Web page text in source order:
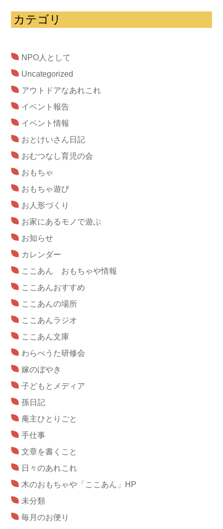
カテゴリ
NPO人として
Uncategorized
アウトドアなあれこれ
イベント報告
イベント情報
おとけいさん日記
おむつなし育児の会
おもちゃ
おもちゃ遊び
お人形づくり
お家にあるモノで遊ぶ
お知らせ
カレンダー
ここあん おもちゃや情報
ここあんおすすめ
ここあんの場所
ここあんラジオ
ここあん文庫
わらべうた研修会
嫁のぼやき
子どもとメディア
孫日記
庵主ひとりごと
手仕事
文章を書くこと
日々のあれこれ
木のおもちゃや「ここあん」HP
未分類
毎月のお便り